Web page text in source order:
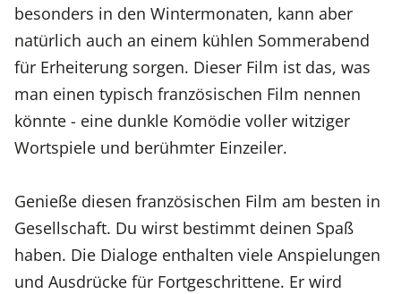
besonders in den Wintermonaten, kann aber
natürlich auch an einem kühlen Sommerabend
für Erheiterung sorgen. Dieser Film ist das, was
man einen typisch französischen Film nennen
könnte - eine dunkle Komödie voller witziger
Wortspiele und berühmter Einzeiler.
Genieße diesen französischen Film am besten in
Gesellschaft. Du wirst bestimmt deinen Spaß
haben. Die Dialoge enthalten viele Anspielungen
und Ausdrücke für Fortgeschrittene. Er wird